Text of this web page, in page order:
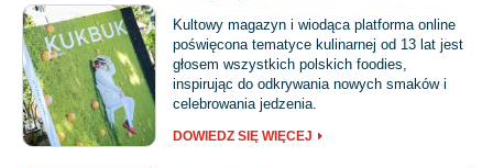
Kultowy magazyn i wiodąca platforma online
poświęcona tematyce kulinarnej od 13 lat jest
głosem wszystkich polskich foodies,
inspirując do odkrywania nowych smaków i
celebrowania jedzenia.
DOWIEDZ SIĘ WIĘCEJ